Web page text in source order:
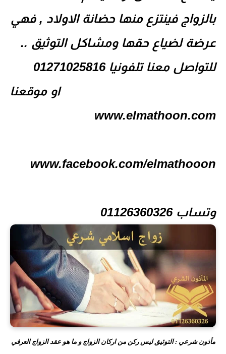
بالزواج فينتزع منها حضانة الاولاد , فهي
عرضة لضياع حقها ومشاكل التوثيق ..
للتواصل معنا تلفونيا 01271025816
او موقعنا
www.elmathoon.com
www.facebook.com/elmathooon
وتساب 01126360326
مأذون شرعي : التوثيق ليس ركن من اركان الزواج و ما هو عقد الزواج العرفي